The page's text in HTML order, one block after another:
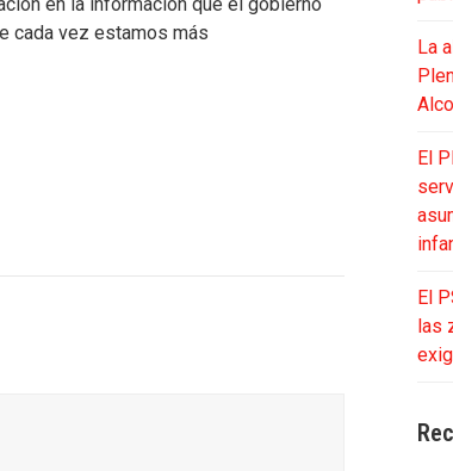
cada vez estamos más
La
El
El
las